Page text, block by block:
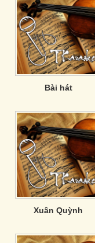
Bài hát
Xuân Quỳnh